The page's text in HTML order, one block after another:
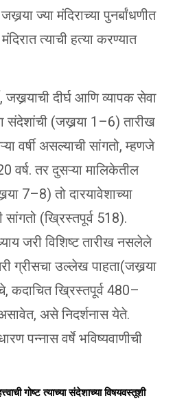
ज्या मंदिराच्या पुनर्बांधणीत
त्याची हत्या करण्यात
जखर्‍याची दीर्घ आणि व्यापक सेवा
संदेशांची (जखर्‍या 1–6) तारीख
वर्षी असल्याची सांगतो, म्हणजे
वर्ष. तर दुसऱ्या मालिकेतील
7–8) तो दारयावेशाच्या
सांगतो (ख्रिस्तपूर्व 518).
जरी विशिष्ट तारीख नसलेले
ग्रीसचा उल्लेख पाहता(जखर्‍या
कदाचित ख्रिस्तपूर्व 480–
असे निदर्शनास येते.
पन्नास वर्षे भविष्यवाणीची
गोष्ट त्याच्या संदेशाच्या विषयवस्तूशी